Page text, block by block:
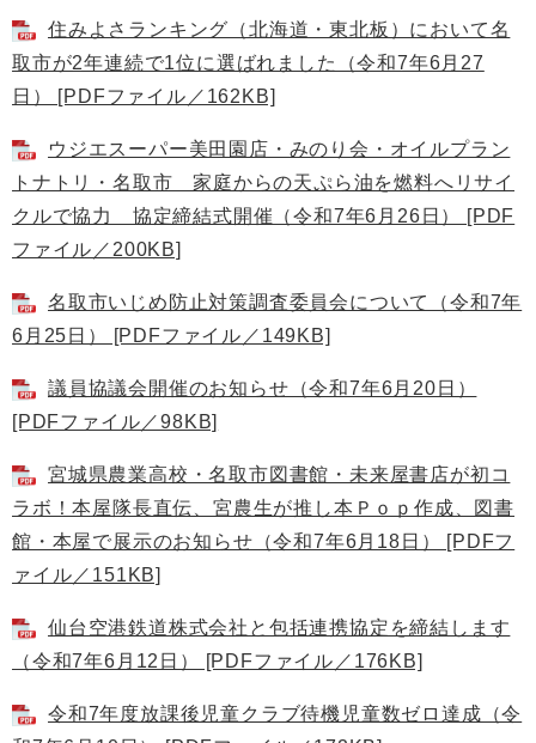
住みよさランキング（北海道・東北板）において名
取市が2年連続で1位に選ばれました（令和7年6月27
日） [PDFファイル／162KB]
ウジエスーパー美田園店・みのり会・オイルプラン
トナトリ・名取市 家庭からの天ぷら油を燃料へリサイ
クルで協力 協定締結式開催（令和7年6月26日） [PDF
ファイル／200KB]
名取市いじめ防止対策調査委員会について（令和7年
6月25日） [PDFファイル／149KB]
議員協議会開催のお知らせ（令和7年6月20日）
[PDFファイル／98KB]
宮城県農業高校・名取市図書館・未来屋書店が初コ
ラボ！本屋隊長直伝、宮農生が推し本Ｐｏｐ作成、図書
館・本屋で展示のお知らせ（令和7年6月18日） [PDFフ
ァイル／151KB]
仙台空港鉄道株式会社と包括連携協定を締結します
（令和7年6月12日） [PDFファイル／176KB]
令和7年度放課後児童クラブ待機児童数ゼロ達成（令